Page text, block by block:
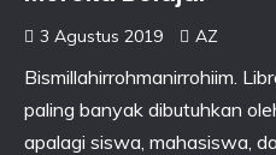
3 Agustus 2019 AZ
Bismillahirrohmanirrohiim.
paling banyak dibutuhkan
apalagi siswa, mahasiswa,